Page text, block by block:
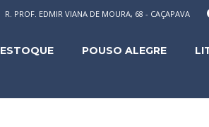
R. PROF. EDMIR VIANA DE MOURA, 68 - CAÇAPAVA
ESTOQUE POUSO ALEGRE